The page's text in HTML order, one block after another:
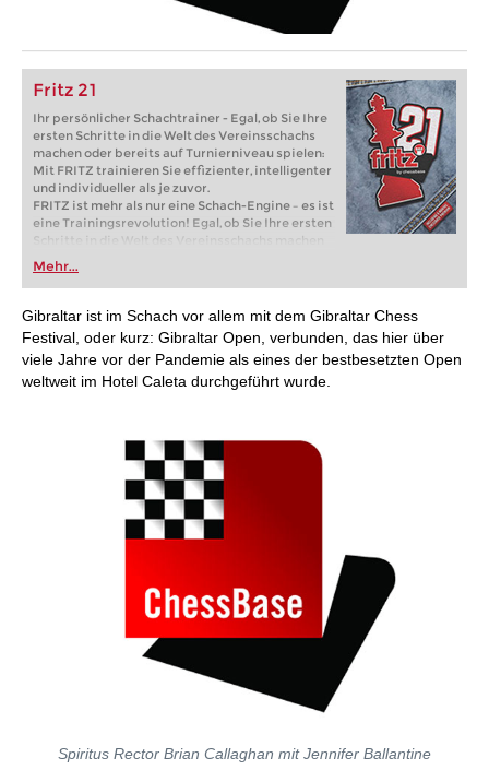
Fritz 21
Ihr persönlicher Schachtrainer - Egal, ob Sie Ihre
ersten Schritte in die Welt des Vereinsschachs
machen oder bereits auf Turnierniveau spielen:
Mit FRITZ trainieren Sie effizienter, intelligenter
und individueller als je zuvor.
FRITZ ist mehr als nur eine Schach-Engine – es ist
eine Trainingsrevolution! Egal, ob Sie Ihre ersten
Schritte in die Welt des Vereinsschachs machen
oder bereits auf Turnierniveau spielen: Mit
FRITZ trainieren Sie effizienter, intelligenter und
individueller als je zuvor.
Mehr...
Gibraltar ist im Schach vor allem mit dem Gibraltar Chess
Festival, oder kurz: Gibraltar Open, verbunden, das hier über
viele Jahre vor der Pandemie als eines der bestbesetzten Open
weltweit im Hotel Caleta durchgeführt wurde.
Spiritus Rector Brian Callaghan mit Jennifer Ballantine